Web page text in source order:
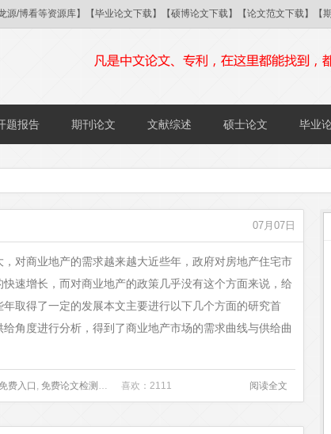
/博看等资源库】【毕业论文下载】【硕博论文下载】【论文范文下载】【
题报告 期刊论文 文献综述 硕士论文 毕业
07月07日
对商业地产的需求越来越大近些年，政府对房地产住宅市
速增长，而对商业地产的政策几乎没有这个方面来说，给
取得了一定的发展本文主要进行以下几个方面的研究首
角度进行分析，得到了商业地产市场的需求曲线与供给曲
费入口 , 免费论文检测系统 ,商业地产,工商企业管理论文 市场供求曲线
喜欢：2111 阅读全文